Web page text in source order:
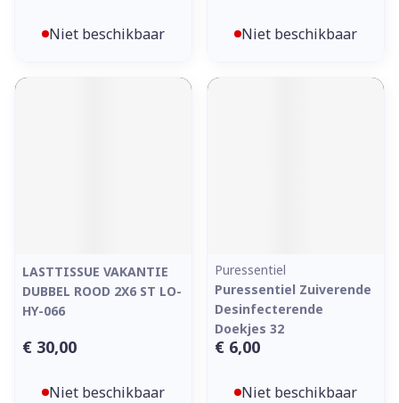
Niet beschikbaar Niet beschikbaar
LASTTISSUE VAKANTIE
DUBBEL ROOD 2X6 ST LO-
HY-066
€ 30,00
Niet beschikbaar
Puressentiel
Puressentiel Zuiverende
Desinfecterende
Doekjes 32
€ 6,00
Niet beschikbaar